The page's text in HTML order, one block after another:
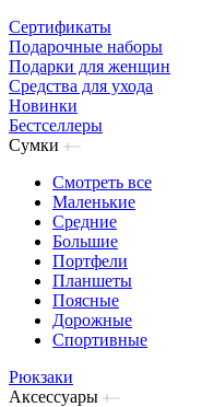
Сертификаты
Подарочные наборы
Подарки для женщин
Средства для ухода
Новинки
Бестселлеры
Сумки
Смотреть все
Маленькие
Средние
Большие
Портфели
Планшеты
Поясные
Дорожные
Спортивные
Рюкзаки
Аксессуары